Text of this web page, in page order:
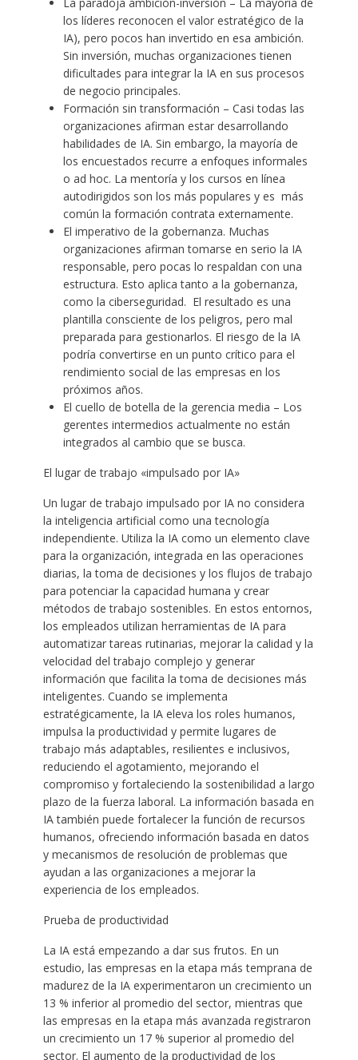
los líderes reconocen el valor estratégico de la
IA), pero pocos han invertido en esa ambición.
Sin inversión, muchas organizaciones tienen
dificultades para integrar la IA en sus procesos
de negocio principales.
Formación sin transformación – Casi todas las
organizaciones afirman estar desarrollando
habilidades de IA. Sin embargo, la mayoría de
los encuestados recurre a enfoques informales
o ad hoc. La mentoría y los cursos en línea
autodirigidos son los más populares y es más
común la formación contrata externamente.
El imperativo de la gobernanza. Muchas
organizaciones afirman tomarse en serio la IA
responsable, pero pocas lo respaldan con una
estructura. Esto aplica tanto a la gobernanza,
como la ciberseguridad. El resultado es una
plantilla consciente de los peligros, pero mal
preparada para gestionarlos. El riesgo de la IA
podría convertirse en un punto crítico para el
rendimiento social de las empresas en los
próximos años.
El cuello de botella de la gerencia media – Los
gerentes intermedios actualmente no están
integrados al cambio que se busca.
El lugar de trabajo «impulsado por IA»
Un lugar de trabajo impulsado por IA no considera
la inteligencia artificial como una tecnología
independiente. Utiliza la IA como un elemento clave
para la organización, integrada en las operaciones
diarias, la toma de decisiones y los flujos de trabajo
para potenciar la capacidad humana y crear
métodos de trabajo sostenibles. En estos entornos,
los empleados utilizan herramientas de IA para
automatizar tareas rutinarias, mejorar la calidad y la
velocidad del trabajo complejo y generar
información que facilita la toma de decisiones más
inteligentes. Cuando se implementa
estratégicamente, la IA eleva los roles humanos,
impulsa la productividad y permite lugares de
trabajo más adaptables, resilientes e inclusivos,
reduciendo el agotamiento, mejorando el
compromiso y fortaleciendo la sostenibilidad a largo
plazo de la fuerza laboral. La información basada en
IA también puede fortalecer la función de recursos
humanos, ofreciendo información basada en datos
y mecanismos de resolución de problemas que
ayudan a las organizaciones a mejorar la
experiencia de los empleados.
Prueba de productividad
La IA está empezando a dar sus frutos. En un
estudio, las empresas en la etapa más temprana de
madurez de la IA experimentaron un crecimiento un
13 % inferior al promedio del sector, mientras que
las empresas en la etapa más avanzada registraron
un crecimiento un 17 % superior al promedio del
sector. El aumento de la productividad de los